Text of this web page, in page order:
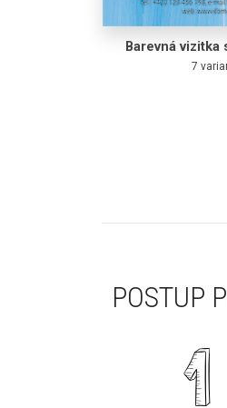
Barevná vizitka
7
POSTUP